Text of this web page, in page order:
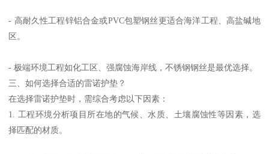
- 高耐久性工程锌铝合金或PVC包塑钢丝更适合海洋工程、高盐碱地
区。
- 极端环境工程如化工区、强腐蚀海岸线，不锈钢钢丝是最优选择。
三、如何选择合适的雷诺护垫？
在选择雷诺护垫时，需综合考虑以下因素：
1. 工程环境分析项目所在地的气候、水质、土壤腐蚀性等因素，选
择匹配的材质。